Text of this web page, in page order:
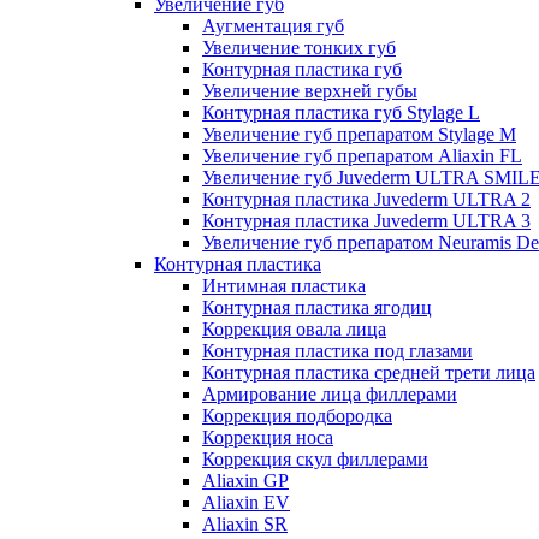
Увеличение губ
Аугментация губ
Увеличение тонких губ
Контурная пластика губ
Увеличение верхней губы
Контурная пластика губ Stylage L
Увеличение губ препаратом Stylage M
Увеличение губ препаратом Aliaxin FL
Увеличение губ Juvederm ULTRA
Контурная пластика Juvederm ULTRA 2
Контурная пластика Juvederm ULTRA 3
Увеличение губ препаратом Neuramis
Контурная пластика
Интимная пластика
Контурная пластика ягодиц
Коррекция овала лица
Контурная пластика под глазами
Контурная пластика средней трети лица
Армирование лица филлерами
Коррекция подбородка
Коррекция носа
Коррекция скул филлерами
Aliaxin GP
Aliaxin EV
Aliaxin SR